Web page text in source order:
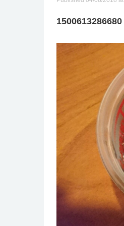
1500613286680